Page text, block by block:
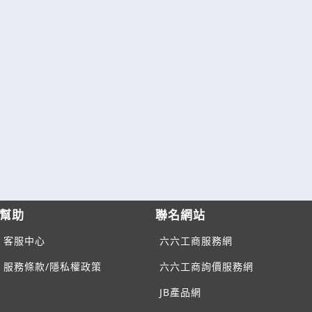
幫助
客服中心
服務條款/隱私權政策
聯名網站
六六工商服務網
六六工商詢價服務網
JB產品網